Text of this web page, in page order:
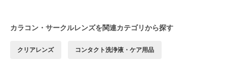
カラコン・サークルレンズを関連カテゴリから探す
クリアレンズ コンタクト洗浄液・ケア用品